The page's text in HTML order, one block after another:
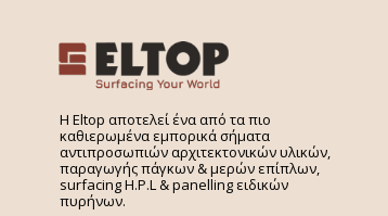
H Eltop αποτελεί ένα από τα πιο
καθιερωμένα εμπορικά σήματα
αντιπροσωπιών αρχιτεκτονικών υλικών,
παραγωγής πάγκων & μερών επίπλων,
surfacing H.P.L & panelling ειδικών
πυρήνων.